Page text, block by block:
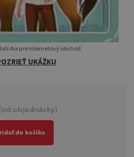
iba pre internetový obchod.
UKÁŽKU
(od objednávky)
do košíka